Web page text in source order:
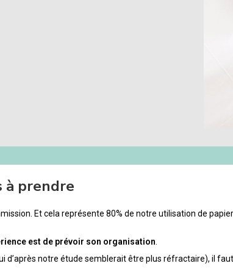
à prendre
Et cela représente 80% de notre utilisation de
est de prévoir son organisation
notre étude semblerait être plus réfractaire), il